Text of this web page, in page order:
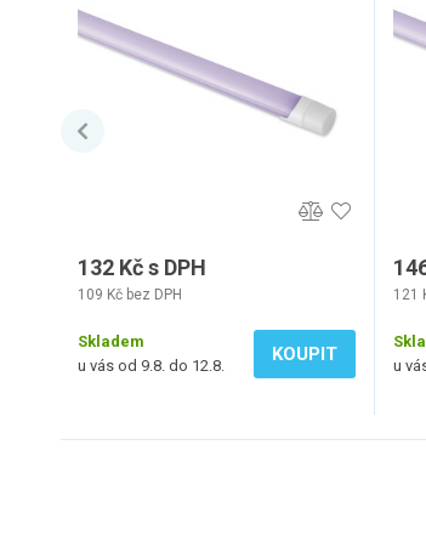
132 Kč s DPH
109 Kč bez DPH
Skladem
u vás od 9.8. do 12.8.
KOUPIT
121
u